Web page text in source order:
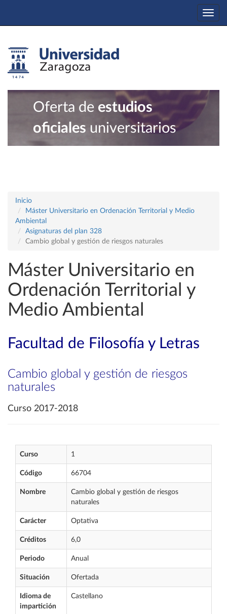
Oferta de estudios
oficiales universitarios
Inicio
Máster Universitario en Ordenación Territorial y Medio
Ambiental
Asignaturas del plan 328
Cambio global y gestión de riesgos naturales
Máster Universitario en
Ordenación Territorial y
Medio Ambiental
Facultad de Filosofía y Letras
Cambio global y gestión de riesgos
naturales
Curso 2017-2018
Curso 1
Código 66704
Nombre
Cambio global y gestión de riesgos
naturales
Carácter Optativa
Créditos 6,0
Periodo Anual
Situación Ofertada
Idioma de
impartición
Castellano